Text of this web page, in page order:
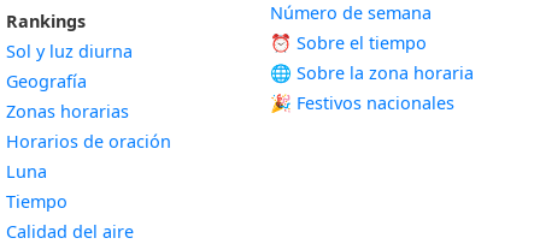
Rankings
Sol y luz diurna
Geografía
Zonas horarias
Horarios de oración
Luna
Tiempo
Calidad del aire
Número de semana
⏰ Sobre el tiempo
🌐 Sobre la zona horaria
🎉 Festivos nacionales